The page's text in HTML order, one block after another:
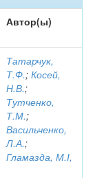
Автор(ы)
Татарчук,
Т.Ф.; Косей,
Н.В.;
Тутченко,
Т.М.;
Васильченко,
Л.А.;
Гламазда, М.І,